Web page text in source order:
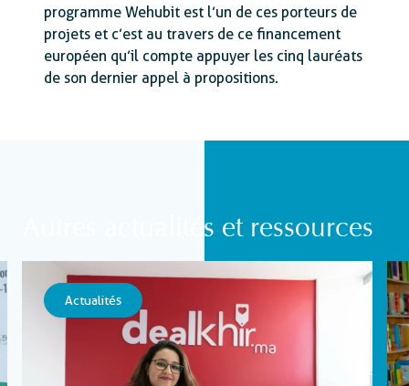
programme Wehubit est l’un de ces porteurs de
projets et c’est au travers de ce financement
européen qu’il compte appuyer les cinq lauréats
de son dernier appel à propositions.
Autres actualités et ressources
Actualités